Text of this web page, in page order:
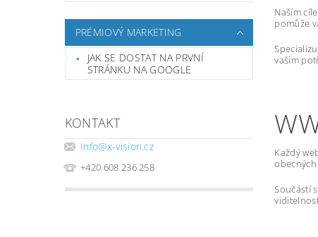
PRÉMIOVÝ MARKETING
JAK SE DOSTAT NA PRVNÍ
STRÁNKU NA GOOGLE
KONTAKT
Info@x-vision.cz
+420 608 236 258
Naším
pomůže
vašim
Každý
Součástí